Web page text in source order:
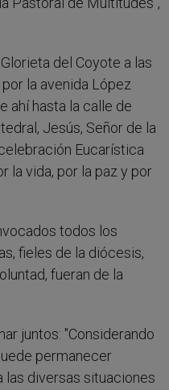
del Coyote a las
la avenida López
ahí hasta la calle de
Jesús, Señor de la
Eucarística
la vida, por la paz y por
todos los
fieles de la diócesis,
fueran de la
juntos: "Considerando
permanecer
las diversas situaciones